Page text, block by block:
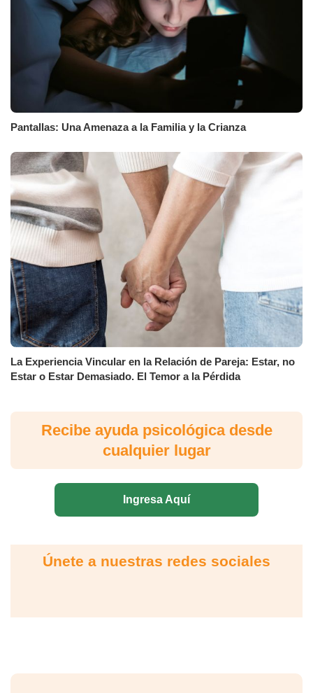
Pantallas: Una Amenaza a la Familia y la Crianza
La Experiencia Vincular en la Relación de Pareja: Estar, no
Estar o Estar Demasiado. El Temor a la Pérdida
Recibe ayuda psicológica desde
cualquier lugar
Ingresa Aquí
Únete a nuestras redes sociales